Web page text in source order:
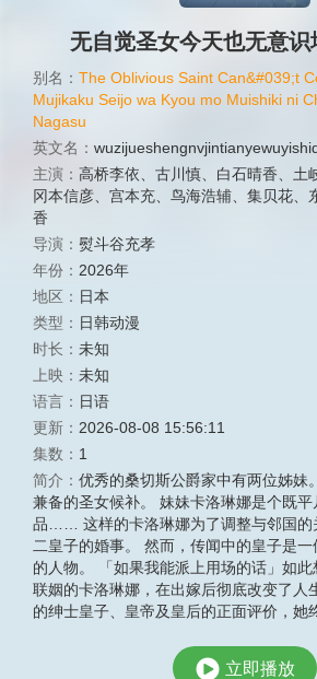
无自觉圣女今天也无意
别名： The Oblivious Saint Can&#039;t
Mujikaku Seijo wa Kyou mo Muishiki ni
Nagasu
英文名：
主演： 高桥李依 古川慎 白石晴香 土
冈本信彦
宫本充 鸟海浩辅 集贝花
香
导演： 熨斗谷充孝
年份： 2026年
地区： 日本
类型： 日韩动漫
时长： 未知
上映： 未知
语言： 日语
更新： 2026-08-08 15:56:11
集数： 1
简介： 优秀的桑切斯公爵家中有两位姊妹
兼备的圣女候补。 妹妹卡洛琳娜是个既
品…… 这样的卡洛琳娜为了调整与邻国的
二皇子的婚事。 然而，传闻中的皇子是
的人物。 「如果我能派上用场的话」如
联姻的卡洛琳娜，在出嫁后彻底改变了人
的绅士皇子、皇帝及皇后的正面评价，她
立即播放